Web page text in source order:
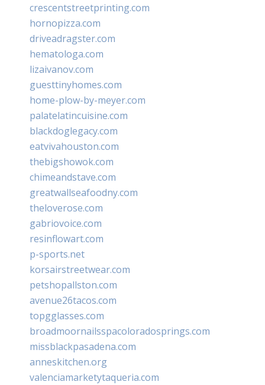
crescentstreetprinting.com
hornopizza.com
driveadragster.com
hematologa.com
lizaivanov.com
guesttinyhomes.com
home-plow-by-meyer.com
palatelatincuisine.com
blackdoglegacy.com
eatvivahouston.com
thebigshowok.com
chimeandstave.com
greatwallseafoodny.com
theloverose.com
gabriovoice.com
resinflowart.com
p-sports.net
korsairstreetwear.com
petshopallston.com
avenue26tacos.com
topgglasses.com
broadmoornailsspacoloradosprings.com
missblackpasadena.com
anneskitchen.org
valenciamarketytaqueria.com